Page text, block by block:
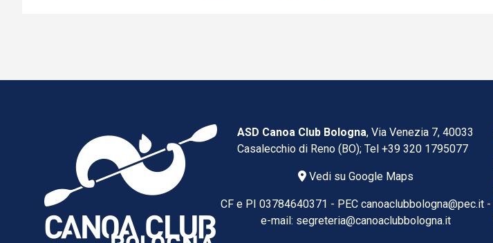
ASD Canoa Club Bologna, Via Venezia 7, 40033
Casalecchio di Reno (BO); Tel +39 320 1795077
Vedi su Google Maps
CF e PI 03784640371 - PEC canoaclubbologna@pec.it -
e-mail: segreteria@canoaclubbologna.it